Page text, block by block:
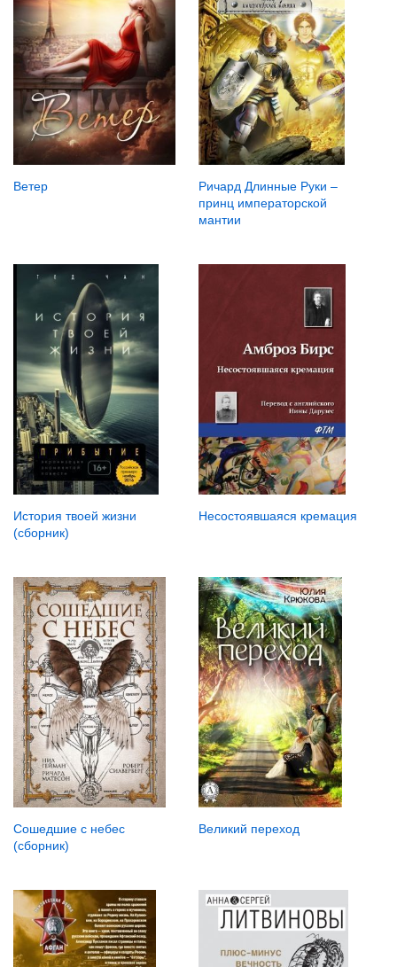
Ветер
Ричард Длинные Руки –
принц императорской
мантии
История твоей жизни
(сборник)
Несостоявшаяся кремация
Сошедшие с небес
(сборник)
Великий переход